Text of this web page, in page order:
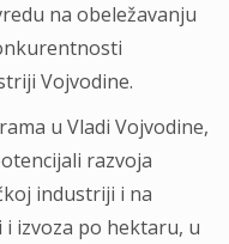
na obeležavanju
Vojvodine.
u Vladi Vojvodine,
razvoja
industriji i na
izvoza po hektaru, u